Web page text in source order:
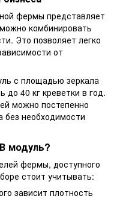
фермы представляет
комбинировать
Это позволяет легко
от
с площадью зеркала
до 40 кг креветки в год.
можно постепенно
необходимости
модуль?
фермы, доступного
стоит учитывать:
зависит плотность